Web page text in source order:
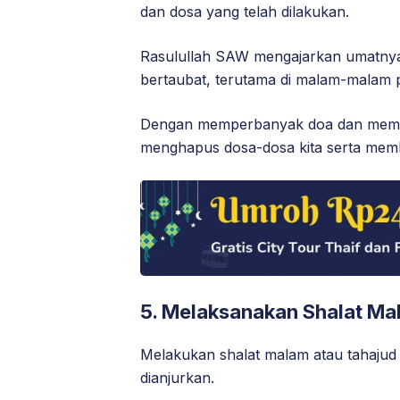
dan dosa yang telah dilakukan.
Rasulullah SAW mengajarkan
bertaubat, terutama di malam-
Dengan memperbanyak doa dan
menghapus dosa-dosa kita serta
5. Melaksanakan Shalat
Melakukan shalat malam atau
dianjurkan.